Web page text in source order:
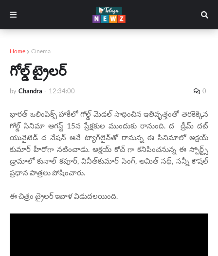
Home Cinema
గోల్డ్ ట్రైలర్
by Chandra - 12:34:00 0
భారత్ ఒలింపిక్స్ హాకీలో గోల్డ్ మెడల్ సాధించిన ఇతివృత్తంతో తెరకెక్కిన
గోల్డ్ సినిమా ఆగస్ట్ 15న ప్రేక్షకుల ముందుకు రానుంది. ద డ్రీమ్ దట్
యునైటెడ్ ద నేషన్ అనే ట్యాగ్‌లైన్‌తో రానున్న ఈ సినిమాలో అక్షయ్
కుమార్ హీరోగా నటించాడు. అక్షయ్ కోచ్ గా కనిపించనున్న ఈ స్పోర్ట్స్
డ్రామాలో కునాల్ కపూర్, వినీత్‌కుమార్ సింగ్, అమిత్ సధ్, సన్నీ కౌషల్
ప్రధాన పాత్రలు పోషించారు.
ఈ చిత్రం ట్రైలర్ ఇవాళ విడుదలయింది.